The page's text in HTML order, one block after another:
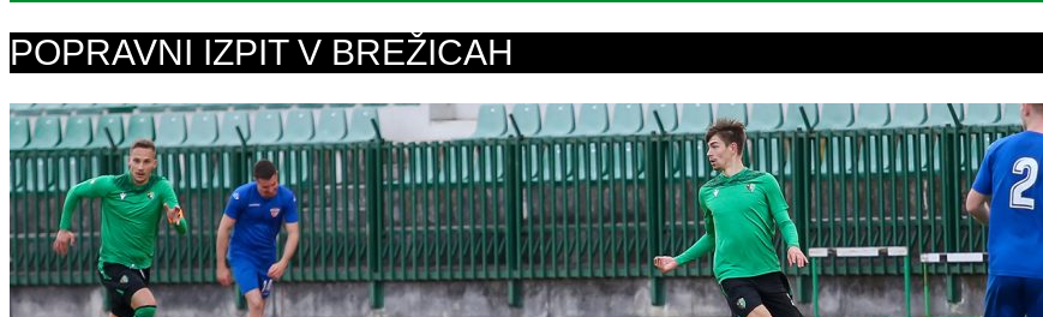
POPRAVNI IZPIT V BREŽICAH